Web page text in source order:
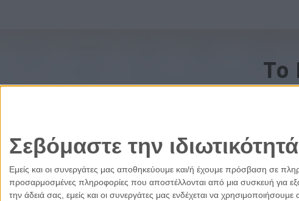
Σεβόμαστε την
Εμείς και οι συνεργάτες μας αποθηκεύουμε και/ή έχουμε πρόσβαση σε
προσαρμοσμένες πληροφορίες που αποστέλλονται από μια συσκευή για
την άδειά σας, εμείς και οι συνεργάτες μας ενδέχεται να
To